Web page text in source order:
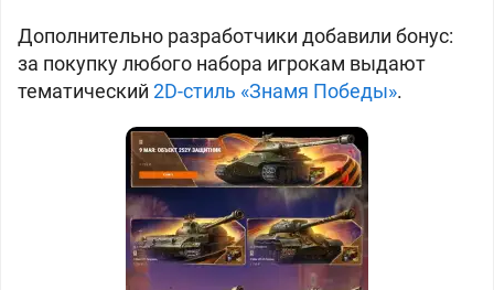
Дополнительно разработчики добавили бонус:
за покупку любого набора игрокам выдают
тематический 2D-стиль «Знамя Победы».